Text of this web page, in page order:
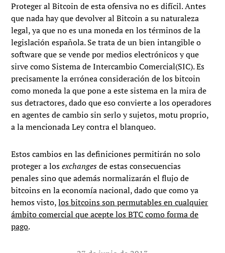
Proteger al Bitcoin de esta ofensiva no es difícil. Antes
que nada hay que devolver al Bitcoin a su naturaleza
legal, ya que no es una moneda en los términos de la
legislación española. Se trata de un bien intangible o
software que se vende por medios electrónicos y que
sirve como Sistema de Intercambio Comercial(SIC). Es
precisamente la errónea consideración de los bitcoin
como moneda la que pone a este sistema en la mira de
sus detractores, dado que eso convierte a los operadores
en agentes de cambio sin serlo y sujetos, motu proprio,
a la mencionada Ley contra el blanqueo.
Estos cambios en las definiciones permitirán no solo
proteger a losexchangesde estas consecuencias
penales sino que además normalizarán el flujo de
bitcoins en la economía nacional, dado que como ya
hemos visto,los bitcoins son permutables en cualquier
ámbito comercial que acepte los BTC como forma de
pago.